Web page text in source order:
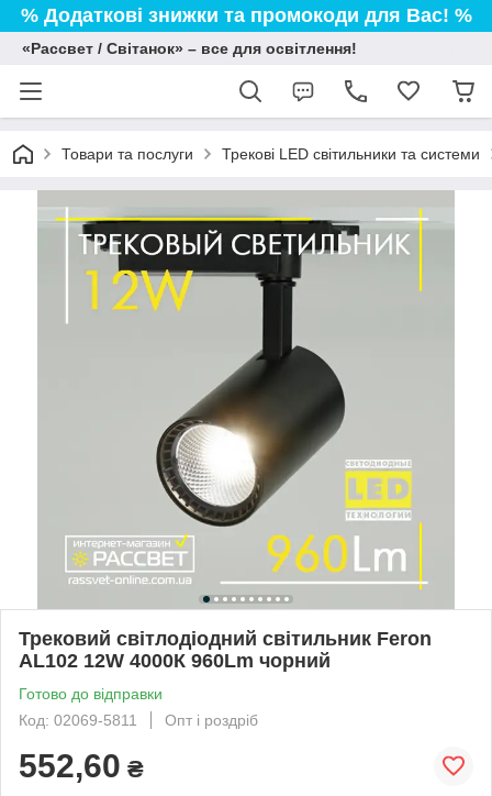
% Додаткові знижки та промокоди для Вас! %
«Рассвет / Світанок» – все для освітлення!
Товари та послуги Трекові LED світильники та системи
Трековий світлодіодний світильник Feron
AL102 12W 4000К 960Lm чорний
Готово до відправки
Код: 02069-5811
Опт і роздріб
552,60 ₴